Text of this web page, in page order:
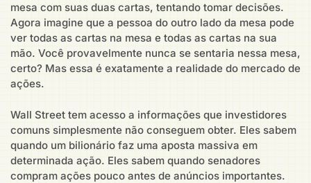
mesa com suas duas cartas, tentando tomar decisões.
Agora imagine que a pessoa do outro lado da mesa pode
ver todas as cartas na mesa e todas as cartas na sua
mão. Você provavelmente nunca se sentaria nessa mesa,
certo? Mas essa é exatamente a realidade do mercado de
ações.
Wall Street tem acesso a informações que investidores
comuns simplesmente não conseguem obter. Eles sabem
quando um bilionário faz uma aposta massiva em
determinada ação. Eles sabem quando senadores
compram ações pouco antes de anúncios importantes.